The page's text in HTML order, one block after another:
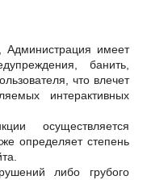
имеет
банить,
что влечет
интерактивных
осуществляется
определяет степень
либо грубого